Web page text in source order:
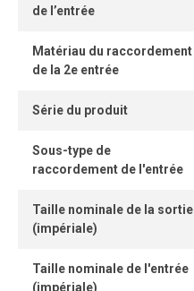
de l’entrée
Matériau du raccordement
de la 2e entrée
Série du produit
Sous-type de
raccordement de l'entrée
Taille nominale de la sortie
(impériale)
Taille nominale de l'entrée
(impériale)